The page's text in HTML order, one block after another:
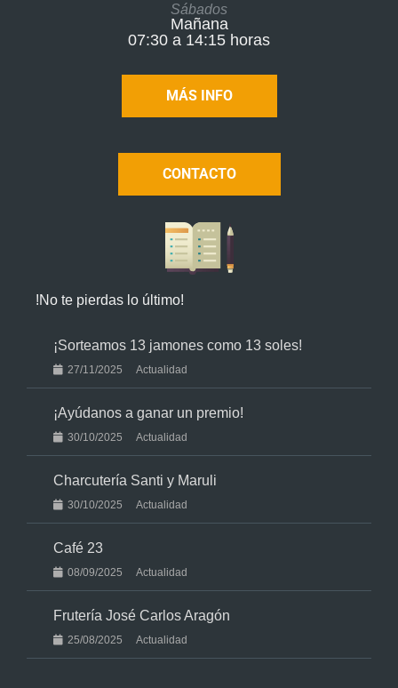
Sábados
Mañana
07:30 a 14:15 horas
MÁS INFO
CONTACTO
!No te pierdas lo último!
¡Sorteamos 13 jamones como 13 soles!
27/11/2025 Actualidad
¡Ayúdanos a ganar un premio!
30/10/2025 Actualidad
Charcutería Santi y Maruli
30/10/2025 Actualidad
Café 23
08/09/2025 Actualidad
Frutería José Carlos Aragón
25/08/2025 Actualidad